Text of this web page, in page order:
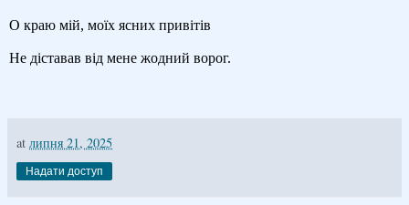
О краю мій, моїх ясних привітів
Не діставав від мене жодний ворог.
at липня 21, 2025
Надати доступ